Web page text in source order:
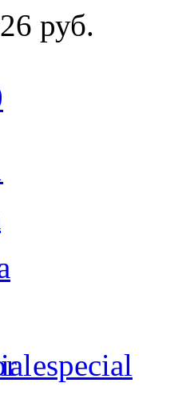
руб.